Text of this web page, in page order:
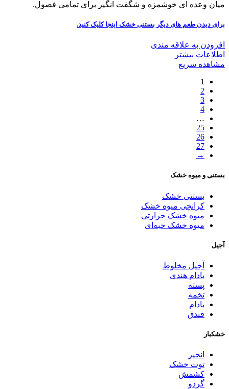
میان وعده ای خوشمزه و شگفت انگیز برای تمامی فصول.
برای دیدن طعم های دیگر بستنی خشک اینجا کلیککنید.
افزودن به علاقه مندی
اطلاعات بیشتر
مشاهده سریع
1
2
3
4
…
25
26
27
→
بستنی و میوه خشک
بستنی خشک
کرانچی میوه خشک
میوه خشک حرارتی
میوه خشک حبه‌ای
آجیل
آجیل مخلوط
بادام هندی
پسته
تخمه
بادام
فندق
خشکبار
انجیر
توت خشک
کشمش
گردو